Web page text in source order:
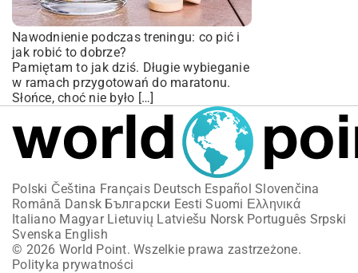
Nawodnienie podczas treningu: co pić i
jak robić to dobrze?
Pamiętam to jak dziś. Długie wybieganie
w ramach przygotowań do maratonu.
Słońce, choć nie było […]
Polski Čeština Français Deutsch Español Slovenčina
Română Dansk Български Eesti Suomi Ελληνικά
Italiano Magyar Lietuvių Latviešu Norsk Português Srpski
Svenska English
© 2026 World Point. Wszelkie prawa zastrzeżone.
Polityka prywatności